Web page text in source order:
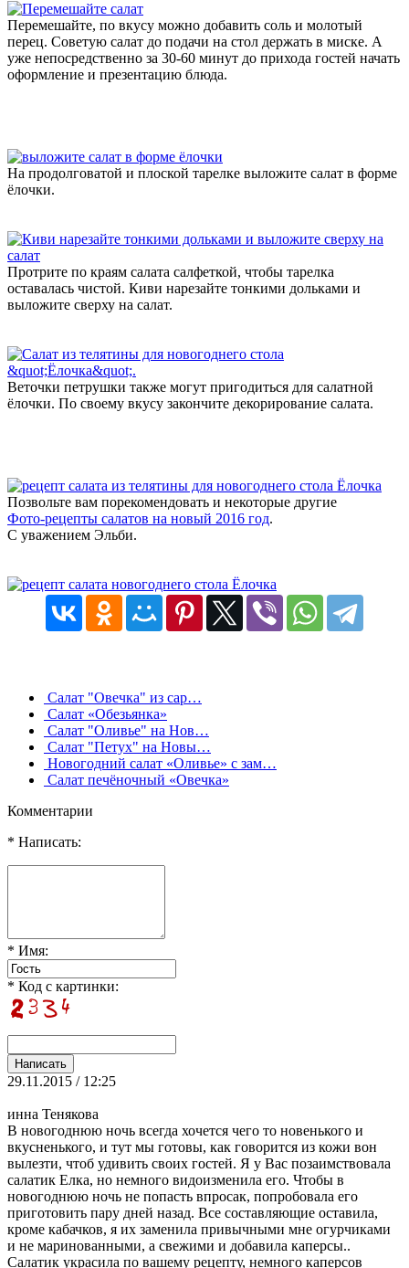
Перемешайте, по вкусу можно добавить соль и молотый
перец. Советую салат до подачи на стол держать в миске. А
уже непосредственно за 30-60 минут до прихода гостей начать
оформление и презентацию блюда.
На продолговатой и плоской тарелке выложите салат в форме
ёлочки.
Протрите по краям салата салфеткой, чтобы тарелка
оставалась чистой. Киви нарезайте тонкими дольками и
выложите сверху на салат.
Веточки петрушки также могут пригодиться для салатной
ёлочки. По своему вкусу закончите декорирование салата.
Позвольте вам порекомендовать и некоторые другие
Фото-рецепты салатов на новый 2016 год.
С уважением Эльби.
Салат "Овечка" из сар…
Салат «Обезьянка»
Салат "Оливье" на Нов…
Салат "Петух" на Новы…
Новогодний салат «Оливье» с зам…
Салат печёночный «Овечка»
Комментарии
* Написать:
* Имя:
* Код с картинки:
29.11.2015 / 12:25
инна Тенякова
В новогоднюю ночь всегда хочется чего то новенького и
вкусненького, и тут мы готовы, как говорится из кожи вон
вылезти, чтоб удивить своих гостей. Я у Вас позаимствовала
салатик Елка, но немного видоизменила его. Чтобы в
новогоднюю ночь не попасть впросак, попробовала его
приготовить пару дней назад. Все составляющие оставила,
кроме кабачков, я их заменила привычными мне огурчиками
и не маринованными, а свежими и добавила каперсы..
Салатик украсила по вашему рецепту, немного каперсов